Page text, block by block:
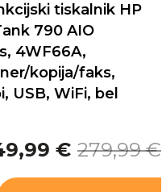
tiskalnik HP
790 AIO
4WF66A,
kopija/faks,
USB, WiFi, bel
€ 279,99 €